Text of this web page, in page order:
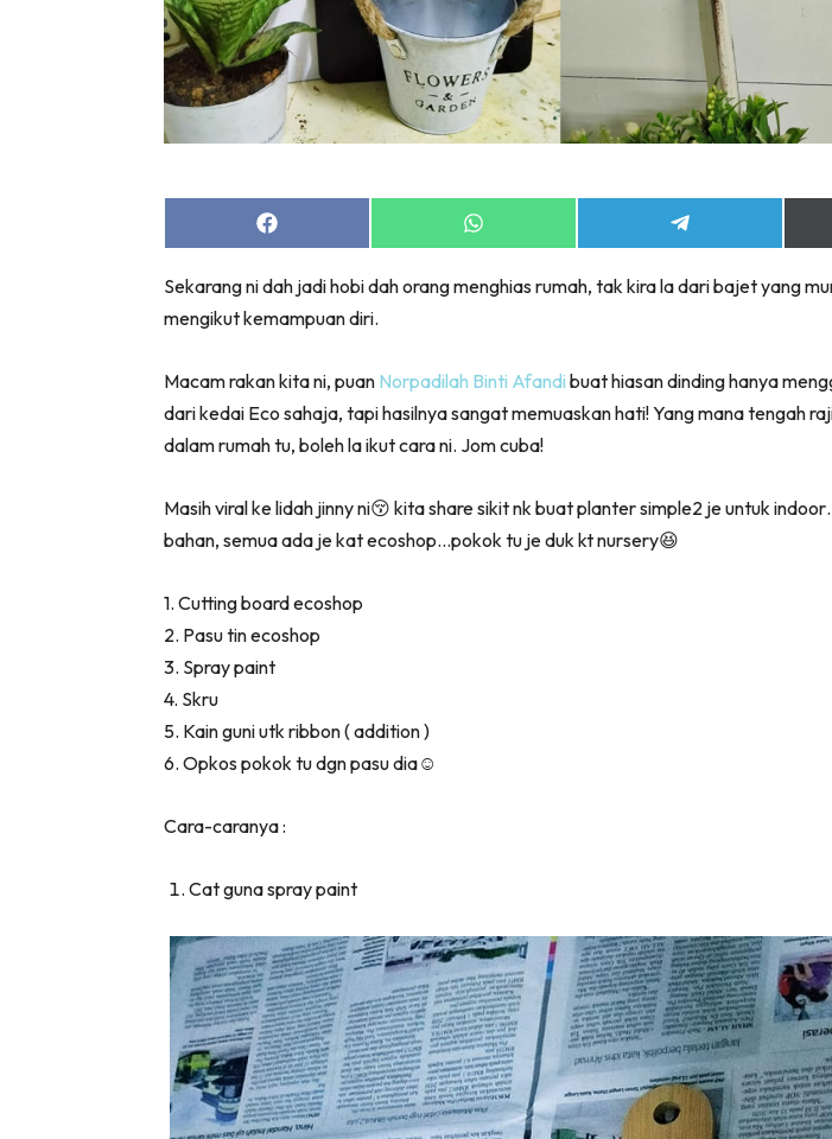
Share
on
Share
on
Share
on
Sekarang ni dah jadi hobi dah orang menghias rumah, tak kira la dari bajet yang
mengikut kemampuan diri.
Macam rakan kita ni, puan Norpadilah Binti Afandi buat hiasan dinding hanya
dari kedai Eco sahaja, tapi hasilnya sangat memuaskan hati! Yang mana tengah
dalam rumah tu, boleh la ikut cara ni. Jom cuba!
Masih viral ke lidah jinny ni😚 kita share sikit nk buat planter simple2 je untuk
bahan, semua ada je kat ecoshop…pokok tu je duk kt nursery😆
1. Cutting board ecoshop
2. Pasu tin ecoshop
3. Spray paint
4. Skru
5. Kain guni utk ribbon ( addition )
6. Opkos pokok tu dgn pasu dia☺️
Cara-caranya :
Cat guna spray paint